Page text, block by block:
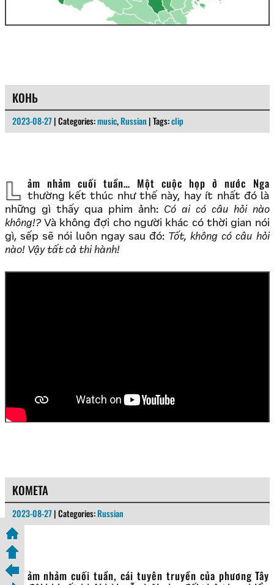
КОНЬ
2023-08-27 | Categories:music,Russian | Tags:clip
Lảm nhảm cuối tuần… Một cuộc họp ở nước Nga
thường kết thúc như thế này, hay ít nhất đó là
những gì thấy qua phim ảnh: Có ai có câu hỏi nào
không!?Và không đợi cho người khác có thời gian nói
gì, sếp sẽ nói luôn ngay sau đó:
Tốt, không có câu hỏi
nào! Vậy tất cả thi hành!
KOMETA
2023-08-27 | Categories:Russian